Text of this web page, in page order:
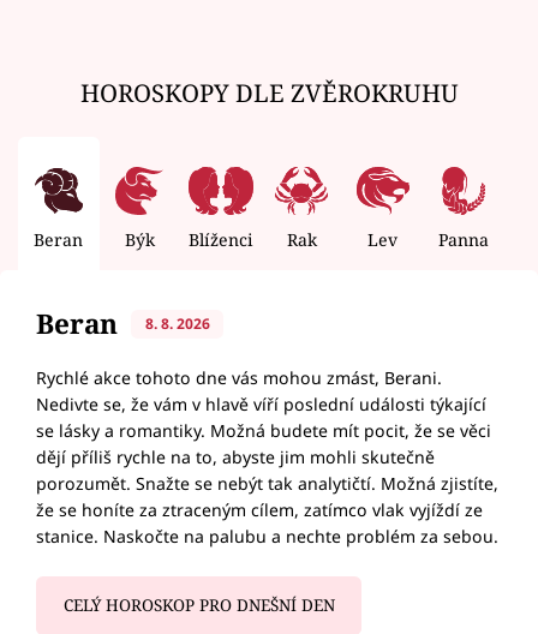
HOROSKOPY DLE ZVĚROKRUHU
Beran Býk Blíženci Rak Lev Panna
Beran 8. 8. 2026
Rychlé akce tohoto dne vás mohou zmást, Berani.
Nedivte se, že vám v hlavě víří poslední události týkající
se lásky a romantiky. Možná budete mít pocit, že se věci
dějí příliš rychle na to, abyste jim mohli skutečně
porozumět. Snažte se nebýt tak analytičtí. Možná zjistíte,
že se honíte za ztraceným cílem, zatímco vlak vyjíždí ze
stanice. Naskočte na palubu a nechte problém za sebou.
CELÝ HOROSKOP PRO DNEŠNÍ DEN